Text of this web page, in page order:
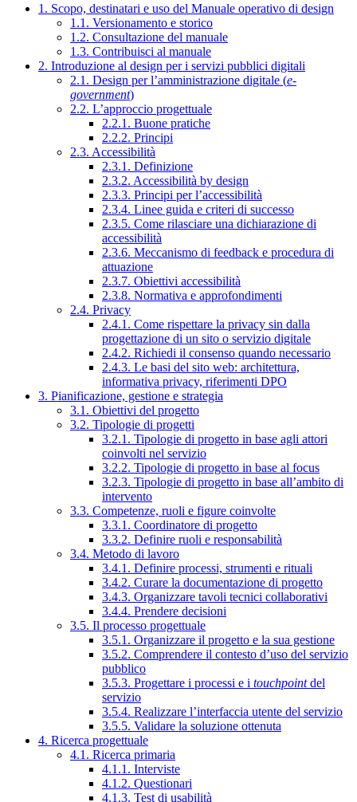
1. Scopo, destinatari e uso del Manuale operativo di design
1.1. Versionamento e storico
1.2. Consultazione del manuale
1.3. Contribuisci al manuale
2. Introduzione al design per i servizi pubblici digitali
2.1. Design per l’amministrazione digitale (e-
government)
2.2. L’approccio progettuale
2.2.1. Buone pratiche
2.2.2. Principi
2.3. Accessibilità
2.3.1. Definizione
2.3.2. Accessibilità by design
2.3.3. Principi per l’accessibilità
2.3.4. Linee guida e criteri di successo
2.3.5. Come rilasciare una dichiarazione di
accessibilità
2.3.6. Meccanismo di feedback e procedura di
attuazione
2.3.7. Obiettivi accessibilità
2.3.8. Normativa e approfondimenti
2.4. Privacy
2.4.1. Come rispettare la privacy sin dalla
progettazione di un sito o servizio digitale
2.4.2. Richiedi il consenso quando necessario
2.4.3. Le basi del sito web: architettura,
informativa privacy, riferimenti DPO
3. Pianificazione, gestione e strategia
3.1. Obiettivi del progetto
3.2. Tipologie di progetti
3.2.1. Tipologie di progetto in base agli attori
coinvolti nel servizio
3.2.2. Tipologie di progetto in base al focus
3.2.3. Tipologie di progetto in base all’ambito di
intervento
3.3. Competenze, ruoli e figure coinvolte
3.3.1. Coordinatore di progetto
3.3.2. Definire ruoli e responsabilità
3.4. Metodo di lavoro
3.4.1. Definire processi, strumenti e rituali
3.4.2. Curare la documentazione di progetto
3.4.3. Organizzare tavoli tecnici collaborativi
3.4.4. Prendere decisioni
3.5. Il processo progettuale
3.5.1. Organizzare il progetto e la sua gestione
3.5.2. Comprendere il contesto d’uso del servizio
pubblico
3.5.3. Progettare i processi e i touchpointdel
servizio
3.5.4. Realizzare l’interfaccia utente del servizio
3.5.5. Validare la soluzione ottenuta
4. Ricerca progettuale
4.1. Ricerca primaria
4.1.1. Interviste
4.1.2. Questionari
4.1.3. Test di usabilità